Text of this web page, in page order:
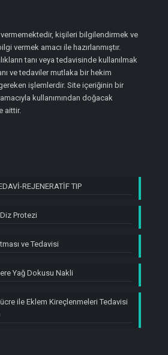
kişileri bilgilendirmek ve
vermek amacı ile hazırlanmıştır.
tanı veya tedavisinde kullanılmak
ve tedaviler mutlaka bir hekim
işlemlerdir. Site içeriğinin bir
kullanımından doğacak
aittir.
REJENERATİF TIP
Protezi
ve Tedavisi
Yağ Dokusu Nakli
ile Eklem Kireçlenmeleri Tedavisi